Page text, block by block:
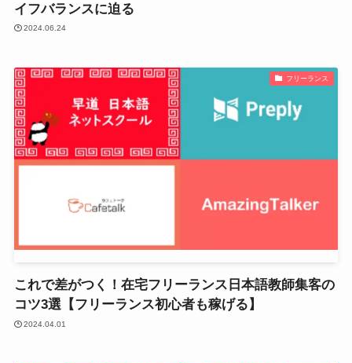
イフバランスに迫る
2024.06.24
フリーランス
これで差がつく！在宅フリーランス日本語教師集客の
コツ3選【フリーランス初心者も稼げる】
2024.04.01